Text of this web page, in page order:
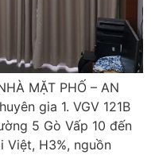
MẶT PHỐ – AN
gia 1. VGV 121B
5 Gò Vấp 10 đến
Việt, H3%, nguồn